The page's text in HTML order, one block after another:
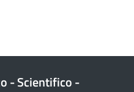
- Scientifico -